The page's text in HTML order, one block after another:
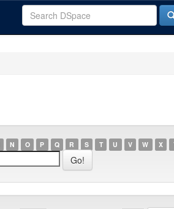
N O P Q R S T U V W X